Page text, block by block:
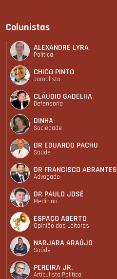
Colunistas
ALEXANDRE LYRA
Política
CHICO PINTO
Jornalista
CLÁUDIO GADELHA
Defensoria
DINHA
Sociedade
DR EDUARDO PACHU
Saúde
DR FRANCISCO ABRANTES
Advogado
DR PAULO JOSÉ
Medicina
ESPAÇO ABERTO
Opinião dos Leitores
NARJARA ARAÚJO
Saúde
PEREIRA JR.
Articulista Polí­tico